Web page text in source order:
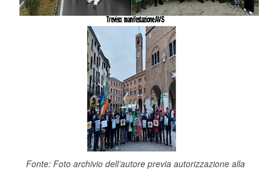
Fonte: Foto archivio dell’autore previa autorizzazione alla